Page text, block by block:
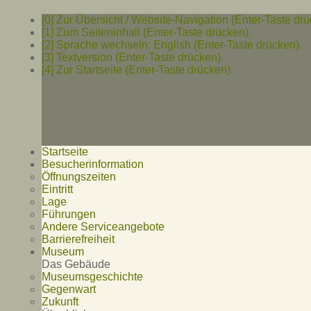
[0] Zur Übersicht / Website-Navigation (Enter-Taste
[1] Zum Seiteninhalt (Enter-Taste drücken).
[2] Sprache wechseln: English (Enter-Taste drücken).
[3] Textversion (Enter-Taste drücken)
[4] Zur Startseite (Enter-Taste drücken).
Startseite
Besucherinformation
Öffnungszeiten
Eintritt
Lage
Führungen
Andere Serviceangebote
Barrierefreiheit
Museum
Das Gebäude
Museumsgeschichte
Gegenwart
Zukunft